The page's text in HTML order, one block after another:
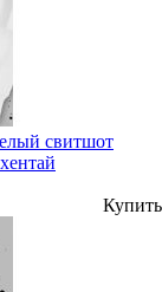
свитшот
Купить